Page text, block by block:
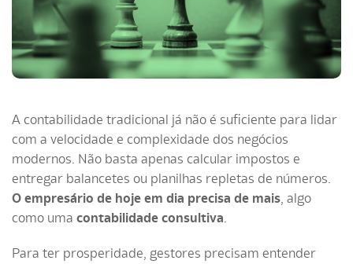
A contabilidade tradicional já não é suficiente para lidar
com a velocidade e complexidade dos negócios
modernos. Não basta apenas calcular impostos e
entregar balancetes ou planilhas repletas de números.
O empresário de hoje em dia precisa de mais, algo
como uma contabilidade consultiva.
Para ter prosperidade, gestores precisam entender